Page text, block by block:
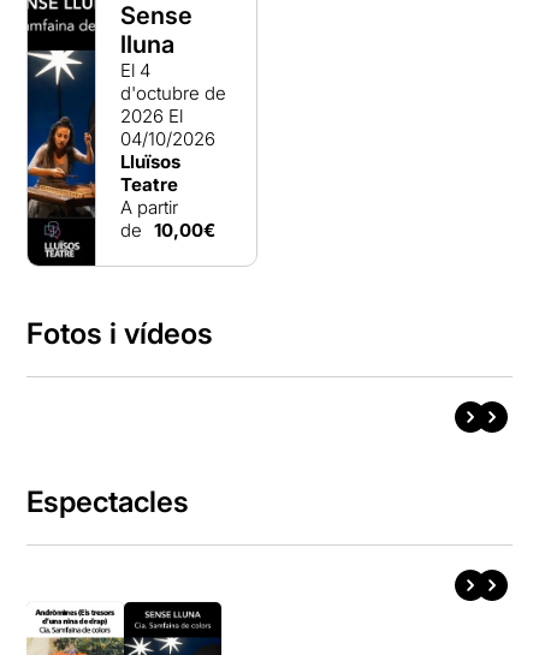
Sense
lluna
El 4
d'octubre de
2026 El
04/10/2026
Lluïsos
Teatre
A partir
de 10,00€
Fotos i vídeos
Espectacles